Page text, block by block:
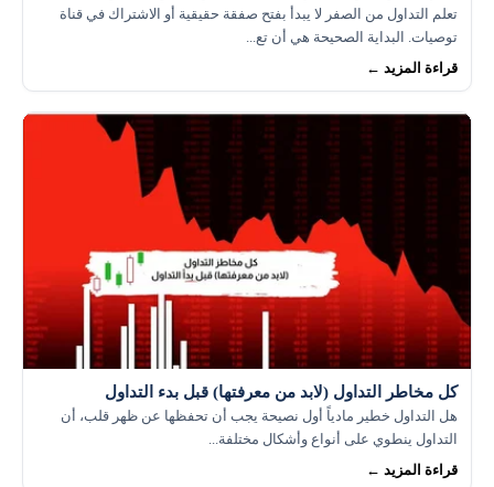
تعلم التداول من الصفر لا يبدأ بفتح صفقة حقيقية أو الاشتراك في قناة
توصيات. البداية الصحيحة هي أن تع...
قراءة المزيد ←
كل مخاطر التداول (لابد من معرفتها) قبل بدء التداول
هل التداول خطير مادياً أول نصيحة يجب أن تحفظها عن ظهر قلب، أن
التداول ينطوي على أنواع وأشكال مختلفة...
قراءة المزيد ←